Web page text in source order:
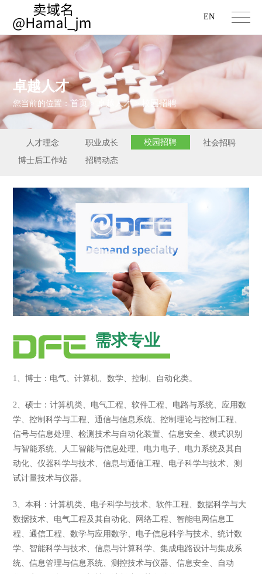
EN
卓越人才
您当前的位置：首页 > 卓越人才 >校园招聘
人才理念 职业成长 校园招聘
社会招聘
博士后工作站
招聘动态
需求专业
1、博士：电气、计算机、数学、控制、自动化类。
2、硕士：计算机类、电气工程、软件工程、电路与系统、应用数
学、控制科学与工程、通信与信息系统、控制理论与控制工程、
信号与信息处理、检测技术与自动化装置、信息安全、模式识别
与智能系统、人工智能与信息处理、电力电子、电力系统及其自
动化、仪器科学与技术、信息与通信工程、电子科学与技术、测
试计量技术与仪器。
3、本科：计算机类、电子科学与技术、软件工程、数据科学与大
数据技术、电气工程及其自动化、网络工程、智能电网信息工
程、通信工程、数学与应用数学、电子信息科学与技术、统计数
学、智能科学与技术、信息与计算科学、集成电路设计与集成系
统、信息管理与信息系统、测控技术与仪器、信息安全、自动